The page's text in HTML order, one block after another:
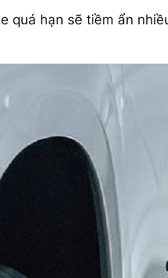
quá hạn sẽ tiềm ẩn